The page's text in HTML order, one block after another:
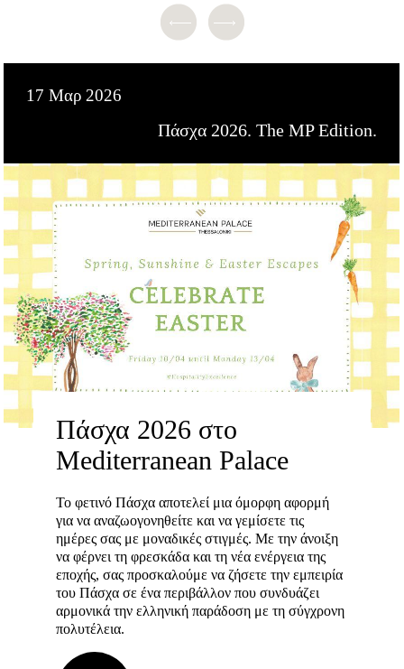
17 Μαρ 2026
Πάσχα 2026. The MP Edition.
Πάσχα 2026 στο
Mediterranean Palace
Το φετινό Πάσχα αποτελεί μια όμορφη αφορμή
για να αναζωογονηθείτε και να γεμίσετε τις
ημέρες σας με μοναδικές στιγμές. Με την άνοιξη
να φέρνει τη φρεσκάδα και τη νέα ενέργεια της
εποχής, σας προσκαλούμε να ζήσετε την εμπειρία
του Πάσχα σε ένα περιβάλλον που συνδυάζει
αρμονικά την ελληνική παράδοση με τη σύγχρονη
πολυτέλεια.